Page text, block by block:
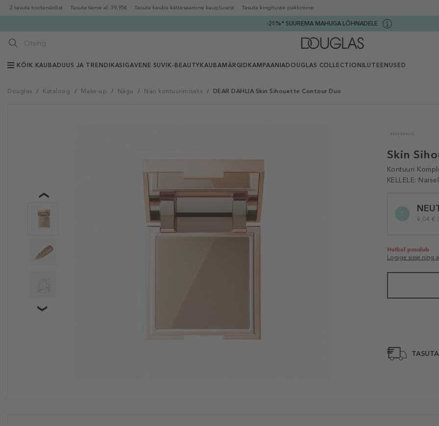
2 tasuta tootenäidist Tasuta tarne al. 39,95€ Tasuta kauba kättesaamine kauplusest Tasuta kingituste pakkimine
-25%* SUUREMA MAHUGA LÕHNADELE
KÕIK KAUBADUUS JA TRENDIKAS IGAVENE SUVI K-BEAUTY KAUBAMÄRGID KAMPAANIADOUGLAS COLLECTION ILUTEENUSED
Douglas / Kataloog / Make-up / Nägu / Näo kontuurimiseks / DEAR DAHLIA Skin Sihouette Contour Duo
Skin
Kontuuri
KELLELE:
variation
4,04 €
Hetkel puudub
Logige sisse ning